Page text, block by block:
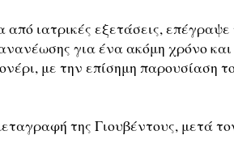
ιατρικές εξετάσεις, επέγραψε
για ένα ακόμη χρόνο
με την επίσημη
της Γιουβέντους, μετά